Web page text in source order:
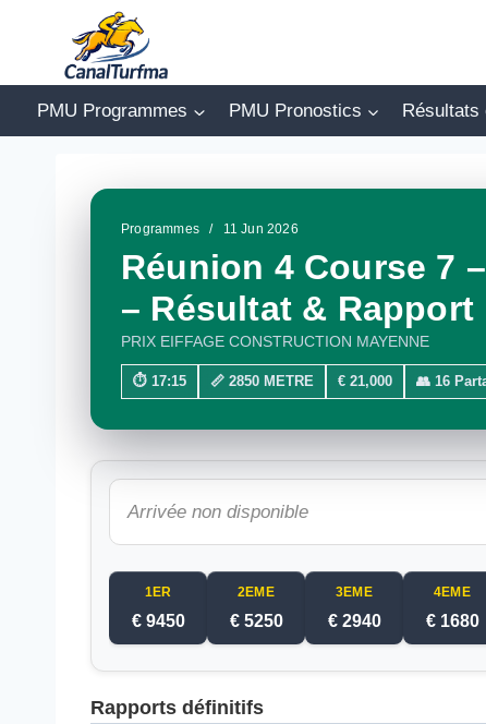
PMU Programmes
PMU Pronostics Résultats
Programmes / 11 Jun 2026
Réunion 4 Course 7
– Résultat & Rapport
PRIX EIFFAGE CONSTRUCTION MAYENNE
⏱ 17:15 📏 2850 METRE € 21,000 👥 16
Arrivée non disponible
1ER
€ 9450
2EME
€ 5250
3EME
€ 2940
4EME
€ 1680
Rapports définitifs